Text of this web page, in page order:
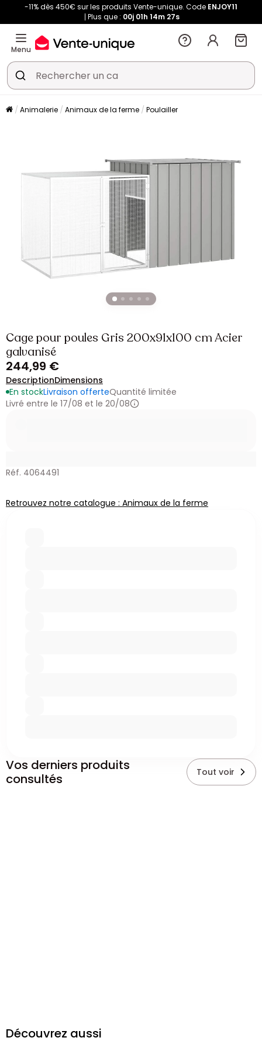
-11% dès 450€ sur les produits Vente-unique. Code ENJOY11
Plus que : 00j 01h 14m 27s
Menu
Animalerie Animaux de la ferme Poulailler
Cage pour poules Gris 200x91x100 cm Acier
galvanisé
244,99 €
DescriptionDimensions
En stockLivraison offerteQuantité limitée
Livré entre le 17/08 et le 20/08
Réf. 4064491
Retrouvez notre catalogue : Animaux de la ferme
Vos derniers produits
consultés
Tout voir
Découvrez aussi